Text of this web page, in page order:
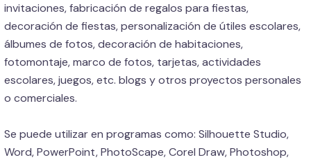
invitaciones, fabricación de regalos para fiestas,
decoración de fiestas, personalización de útiles escolares,
álbumes de fotos, decoración de habitaciones,
fotomontaje, marco de fotos, tarjetas, actividades
escolares, juegos, etc. blogs y otros proyectos personales
o comerciales.
Se puede utilizar en programas como: Silhouette Studio,
Word, PowerPoint, PhotoScape, Corel Draw, Photoshop,